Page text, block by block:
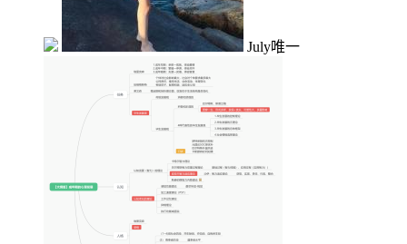
July唯一